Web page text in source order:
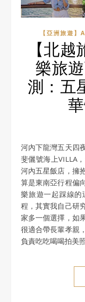
【亞洲旅遊】
【北
樂旅
測：五
河內下龍灣五天四夜行程，搭上下龍灣最新遊輪，天堂
斐儷號海上VILLA
河內五星飯店，擁
算是東南亞行程偏
樂旅遊一起踩線
程，其實我自己研
家多一個選擇，如
很適合帶長輩孝親
負責吃吃喝喝拍美